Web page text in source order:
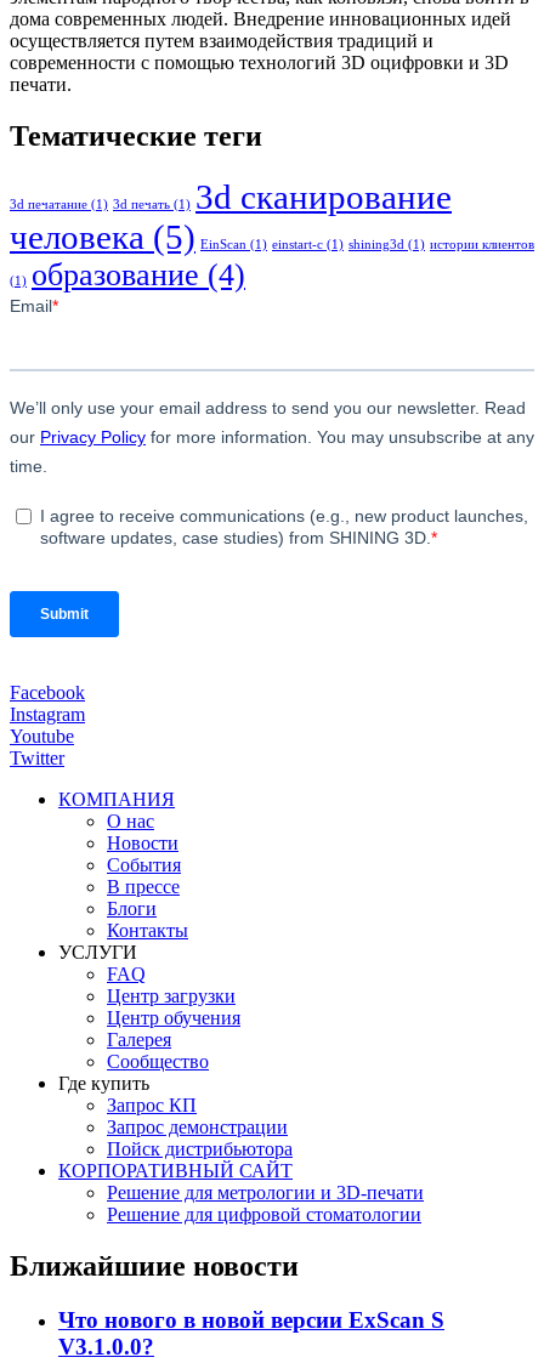
дома современных людей. Внедрение инновационных идей
осуществляется путем взаимодействия традиций и
современности с помощью технологий 3D оцифровки и 3D
печати.
Тематические теги
3d печатание (1) 3d печать (1) 3d сканирование
человека (5) EinScan (1) einstart-c (1) shining3d (1) истории клиентов
(1) образование (4)
Facebook
Instagram
Youtube
Twitter
КОМПАНИЯ
О нас
Новости
События
В прессе
Блоги
Контакты
УСЛУГИ
FAQ
Центр загрузки
Центр обучения
Галерея
Сообщество
Где купить
Запрос КП
Запрос демонстрации
Пойск дистрибьютора
КОРПОРАТИВНЫЙ САЙТ
Решение для метрологии и 3D-печати
Решение для цифровой стоматологии
Ближайшиие новости
Что нового в новой версии ExScan S
V3.1.0.0?